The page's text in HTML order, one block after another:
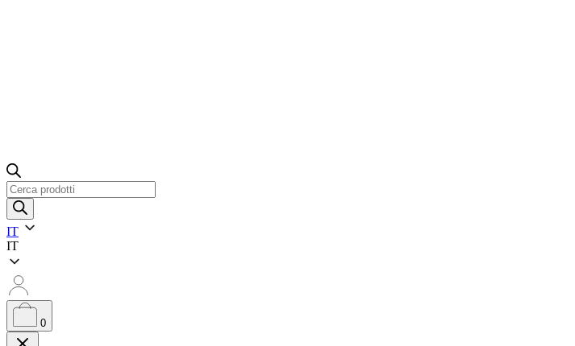
Ricerca
prodotti
IT
IT
0